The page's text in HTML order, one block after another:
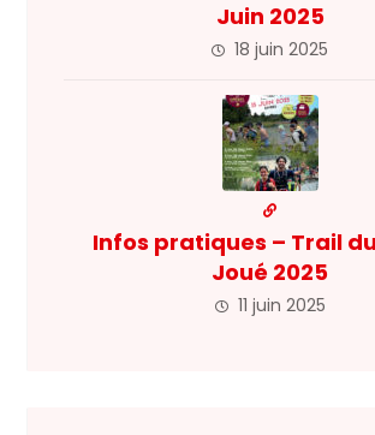
Juin 2025
18 juin 2025
Infos pratiques – Trail
Joué 2025
11 juin 2025